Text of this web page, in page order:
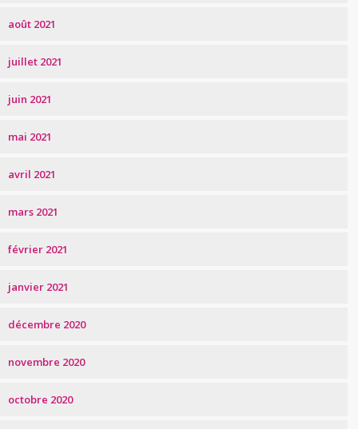
août 2021
juillet 2021
juin 2021
mai 2021
avril 2021
mars 2021
février 2021
janvier 2021
décembre 2020
novembre 2020
octobre 2020